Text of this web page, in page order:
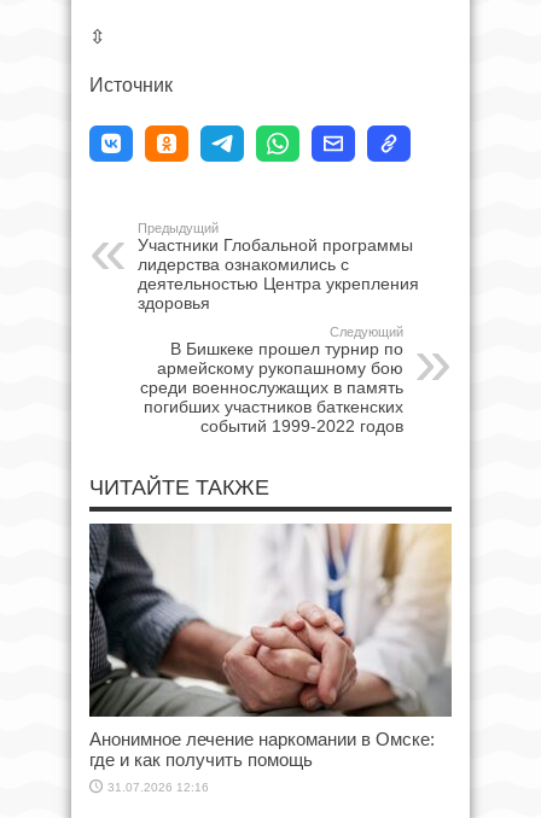
⇳
Источник
Предыдущий
Участники Глобальной программы
лидерства ознакомились с
деятельностью Центра укрепления
здоровья
Следующий
В Бишкеке прошел турнир по
армейскому рукопашному бою
среди военнослужащих в память
погибших участников баткенских
событий 1999-2022 годов
ЧИТАЙТЕ ТАКЖЕ
Анонимное лечение наркомании в Омске:
где и как получить помощь
31.07.2026 12:16